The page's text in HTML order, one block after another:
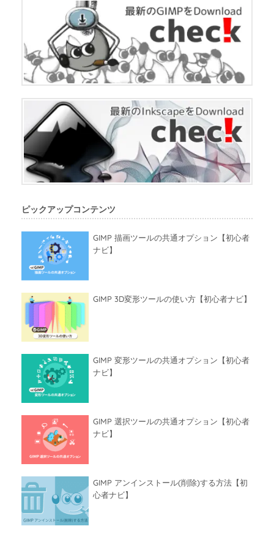
ピックアップコンテンツ
GIMP 描画ツールの共通オプション【初心者
ナビ】
GIMP 3D変形ツールの使い方【初心者ナビ】
GIMP 変形ツールの共通オプション【初心者
ナビ】
GIMP 選択ツールの共通オプション【初心者
ナビ】
GIMP アンインストール(削除)する方法【初
心者ナビ】